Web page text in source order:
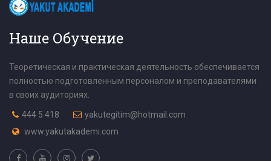
Наше Обучение
Теоретическая и практическая деятельность обеспечивается
полностью подготовленным персоналом и преподавателями
в своих аудиториях.
444 5 418
yakutegitim@hotmail.com
www.yakutakademi.com